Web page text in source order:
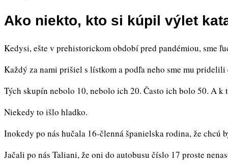
Ako niekto, kto si kúpil výlet
Kedysi, ešte v prehistorickom období pred pandémiou, sme
Každý za nami prišiel s lístkom a podľa neho sme mu
Tých skupín nebolo 10, nebolo ich 20. Často ich bolo 50. A
Niekedy to išlo hladko.
Inokedy po nás hučala 16-členná španielska rodina, že
Jačali po nás Taliani, že oni do autobusu číslo 17 proste